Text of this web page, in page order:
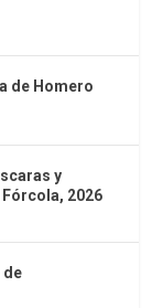
de Homero
y
2026
de